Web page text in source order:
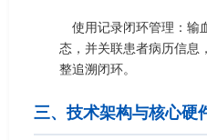
使用记录闭环管理：输
态，并关联患者病历信息
整追溯闭环。
三、技术架构与核心硬